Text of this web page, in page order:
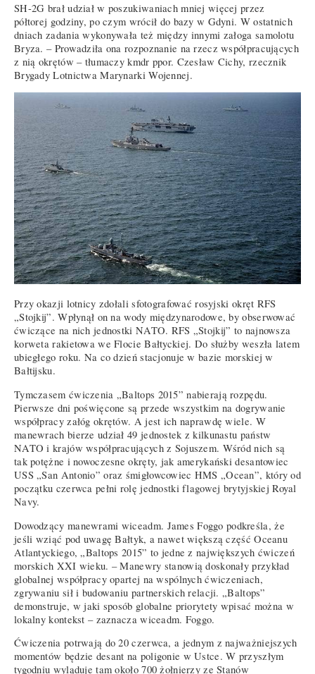
SH-2G brał udział w poszukiwaniach mniej więcej przez
półtorej godziny, po czym wrócił do bazy w Gdyni. W ostatnich
dniach zadania wykonywała też między innymi załoga samolotu
Bryza. – Prowadziła ona rozpoznanie na rzecz współpracujących
z nią okrętów – tłumaczy kmdr ppor. Czesław Cichy, rzecznik
Brygady Lotnictwa Marynarki Wojennej.
Przy okazji lotnicy zdołali sfotografować rosyjski okręt RFS
„Stojkij”. Wpłynął on na wody międzynarodowe, by obserwować
ćwiczące na nich jednostki NATO. RFS „Stojkij” to najnowsza
korweta rakietowa we Flocie Bałtyckiej. Do służby weszła latem
ubiegłego roku. Na co dzień stacjonuje w bazie morskiej w
Bałtijsku.
Tymczasem ćwiczenia „Baltops 2015” nabierają rozpędu.
Pierwsze dni poświęcone są przede wszystkim na dogrywanie
współpracy załóg okrętów. A jest ich naprawdę wiele. W
manewrach bierze udział 49 jednostek z kilkunastu państw
NATO i krajów współpracujących z Sojuszem. Wśród nich są
tak potężne i nowoczesne okręty, jak amerykański desantowiec
USS „San Antonio” oraz śmigłowcowiec HMS „Ocean”, który od
początku czerwca pełni rolę jednostki flagowej brytyjskiej Royal
Navy.
Dowodzący manewrami wiceadm. James Foggo podkreśla, że
jeśli wziąć pod uwagę Bałtyk, a nawet większą część Oceanu
Atlantyckiego, „Baltops 2015” to jedne z największych ćwiczeń
morskich XXI wieku. – Manewry stanowią doskonały przykład
globalnej współpracy opartej na wspólnych ćwiczeniach,
zgrywaniu sił i budowaniu partnerskich relacji. „Baltops”
demonstruje, w jaki sposób globalne priorytety wpisać można w
lokalny kontekst – zaznacza wiceadm. Foggo.
Ćwiczenia potrwają do 20 czerwca, a jednym z najważniejszych
momentów będzie desant na poligonie w Ustce. W przyszłym
tygodniu wyląduje tam około 700 żołnierzy ze Stanów